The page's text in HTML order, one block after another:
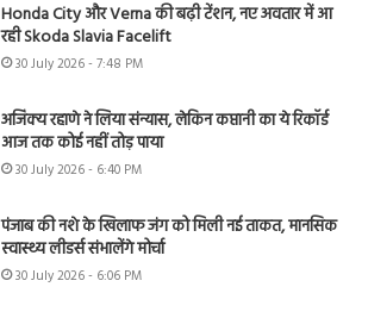
Honda City और Verna की बढ़ी टेंशन, नए अवतार में आ
रही Skoda Slavia Facelift
30 July 2026 - 7:48 PM
अजिंक्य रहाणे ने लिया संन्यास, लेकिन कप्तानी का ये रिकॉर्ड
आज तक कोई नहीं तोड़ पाया
30 July 2026 - 6:40 PM
पंजाब की नशे के खिलाफ जंग को मिली नई ताकत, मानसिक
स्वास्थ्य लीडर्स संभालेंगे मोर्चा
30 July 2026 - 6:06 PM